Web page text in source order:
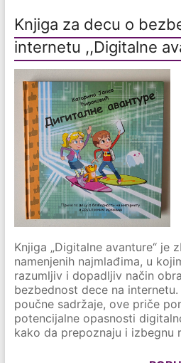
Knjiga za decu o
internetu ,,Digitalne
Knjiga „Digitalne avanture“ je
namenjenih najmlađima, u
razumljiv i dopadljiv način
bezbednost dece na
poučne sadržaje, ove priče
potencijalne opasnosti
kako da prepoznaju i izbegnu